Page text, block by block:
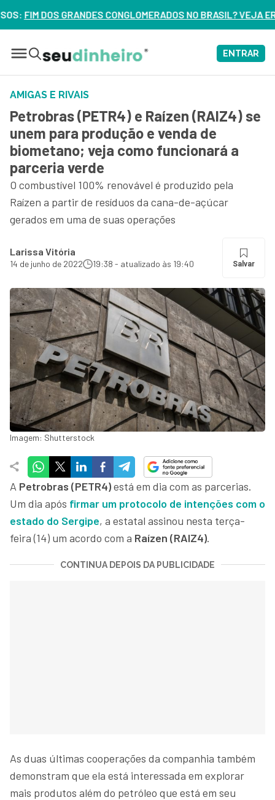
CONGLOMERADOS NO BRASIL? VEJA ERROS DE 3 DELES –
ENTRAR
AMIGAS E RIVAIS
Petrobras (PETR4) e Raízen (RAIZ4) se
unem para produção e venda de
biometano; veja como funcionará a
parceria verde
O combustível 100% renovável é produzido pela
Raízen a partir de resíduos da cana-de-açúcar
gerados em uma de suas operações
Larissa Vitória
14 de junho de 2022 19:38 - atualizado às 19:40 Salvar
Imagem: Shutterstock
A Petrobras (PETR4)está em dia com as parcerias.
Um dia após firmar um protocolo de intenções com o
estado do Sergipe, a estatal assinou nesta terça-
feira (14) um acordo com a Raízen (RAIZ4).
CONTINUA DEPOIS DA PUBLICIDADE
As duas últimas cooperações da companhia também
demonstram que ela está interessada em explorar
mais produtos além do petróleo que está em seu